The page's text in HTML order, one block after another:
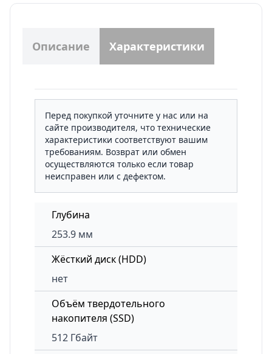
Описание Характеристики
Перед покупкой уточните у нас или на
сайте производителя, что технические
характеристики соответствуют вашим
требованиям. Возврат или обмен
осуществляются только если товар
неисправен или с дефектом.
Глубина
253.9 мм
Жёсткий диск (HDD)
нет
Объём твердотельного
накопителя (SSD)
512 Гбайт